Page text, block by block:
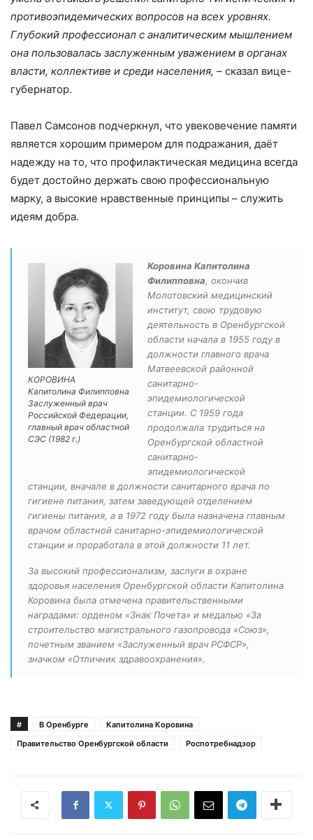
противоэпидемических вопросов на всех уровнях.
Глубокий профессионал с аналитическим мышлением
она пользовалась заслуженным уважением в органах
власти, коллективе и среди населения, – сказал вице-
губернатор.
Павел Самсонов подчеркнул, что увековечение памяти
является хорошим примером для подражания, даёт
надежду на то, что профилактическая медицина всегда
будет достойно держать свою профессиональную
марку, а высокие нравственные принципы – служить
идеям добра.
КОРОВИНА
Капитолина Филипповна
Заслуженный врач
Российской Федерации,
главный врач областной
СЭС (1982 г.)
Коровина Капитолина
Филипповна, окончив
Молотовский медицинский
институт, свою трудовую
деятельность в Оренбургской
области начала в 1955 году в
должности главного врача
Матвеевской районной
санитарно-
эпидемиологической
станции. С 1959 года
продолжала трудиться на
Оренбургской областной
санитарно-
эпидемиологической
станции, вначале в должности санитарного врача по
гигиене питания, затем заведующей отделением
гигиены питания, а в 1972 году была назначена главным
врачом областной санитарно-эпидемиологической
станции и проработала в этой должности 11 лет.
За высокий профессионализм, заслуги в охране
здоровья населения Оренбургской области Капитолина
Коровина была отмечена правительственными
наградами: орденом «Знак Почета» и медалью «За
строительство магистрального газопровода «Союз»,
почетным званием «Заслуженный врач РСФСР»,
значком «Отличник здравоохранения».
# В Оренбурге
Капитолина Коровина
Правительство Оренбургской области
Роспотребнадзор